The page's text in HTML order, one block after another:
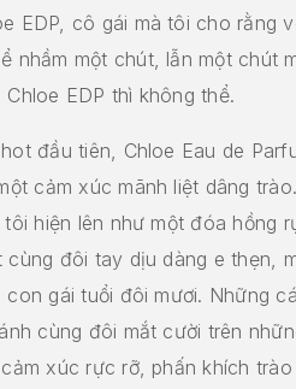
EDP, cô gái mà tôi cho rằng
nhầm một chút, lẫn một chút
Chloe EDP thì không thể.
đầu tiên, Chloe Eau de
cảm xúc mãnh liệt dâng
hiện lên như một đóa hồng
cùng đôi tay dịu dàng e thẹn,
con gái tuổi đôi mươi. Những
cùng đôi mắt cười trên
xúc rực rỡ, phấn khích